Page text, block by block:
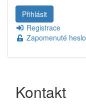
Registrace
Zapomenuté heslo
Kontakt